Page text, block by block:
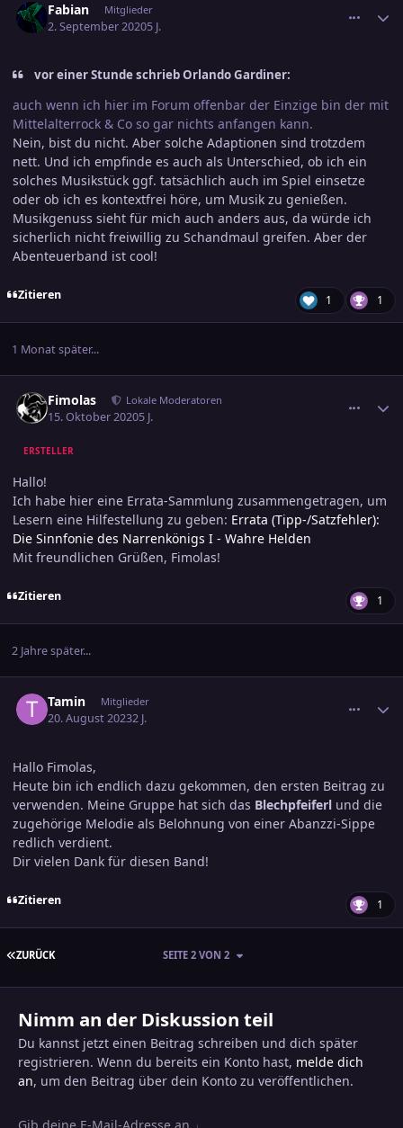
Fabian Mitglieder
2. September 20205 J.
vor einer Stunde schrieb Orlando Gardiner:
auch wenn ich hier im Forum offenbar der Einzige bin der mit
Mittelalterrock & Co so gar nichts anfangen kann.
Nein, bist du nicht. Aber solche Adaptionen sind trotzdem
nett. Und ich empfinde es auch als Unterschied, ob ich ein
solches Musikstück ggf. tatsächlich auch im Spiel einsetze
oder ob ich es kontextfrei höre, um Musik zu genießen.
Musikgenuss sieht für mich auch anders aus, da würde ich
sicherlich nicht freiwillig zu Schandmaul greifen. Aber der
Abenteuerband ist cool!
Zitieren 1 1
1 Monat später...
Fimolas Lokale Moderatoren
15. Oktober 20205 J.
ERSTELLER
Hallo!
Ich habe hier eine Errata-Sammlung zusammengetragen, um
Lesern eine Hilfestellung zu geben: Errata (Tipp-/Satzfehler):
Die Sinnfonie des Narrenkönigs I - Wahre Helden
Mit freundlichen Grüßen, Fimolas!
Zitieren 1
2 Jahre später...
Tamin Mitglieder
20. August 20232 J.
Hallo Fimolas,
Heute bin ich endlich dazu gekommen, den ersten Beitrag zu
verwenden. Meine Gruppe hat sich das Blechpfeiferl und die
zugehörige Melodie als Belohnung von einer Abanzzi-Sippe
redlich verdient.
Dir vielen Dank für diesen Band!
Zitieren 1
ERSTE SEITE
ZURÜCK SEITE 2 VON 2
Nimm an der Diskussion teil
Du kannst jetzt einen Beitrag schreiben und dich später
registrieren. Wenn du bereits ein Konto hast, melde dich
an, um den Beitrag über dein Konto zu veröffentlichen.